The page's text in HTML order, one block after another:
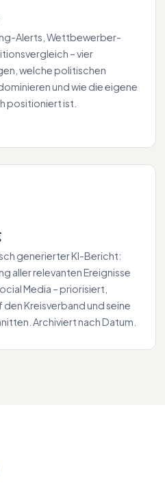
Alerts, Wettbewerber-
– vier
welche politischen
und wie die eigene
positioniert ist.
generierter KI-Bericht:
aller relevanten Ereignisse
Media – priorisiert,
Kreisverband und seine
Archiviert nach Datum.